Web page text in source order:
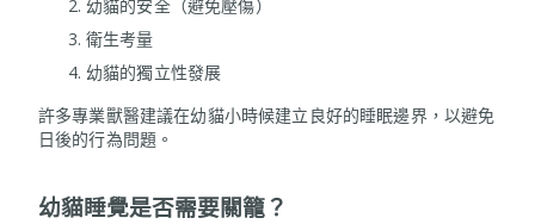
幼貓的安全（避免壓傷）
衛生考量
幼貓的獨立性發展
許多專業獸醫建議在幼貓小時候建立良好的睡眠邊界，以避免
日後的行為問題。
幼貓睡覺是否需要關籠？